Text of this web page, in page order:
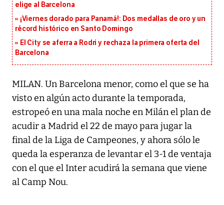
elige al Barcelona
¡Viernes dorado para Panamá!: Dos medallas de oro y un
récord histórico en Santo Domingo
El City se aferra a Rodri y rechaza la primera oferta del
Barcelona
MILAN. Un Barcelona menor, como el que se ha
visto en algún acto durante la temporada,
estropeó en una mala noche en Milán el plan de
acudir a Madrid el 22 de mayo para jugar la
final de la Liga de Campeones, y ahora sólo le
queda la esperanza de levantar el 3-1 de ventaja
con el que el Inter acudirá la semana que viene
al Camp Nou.